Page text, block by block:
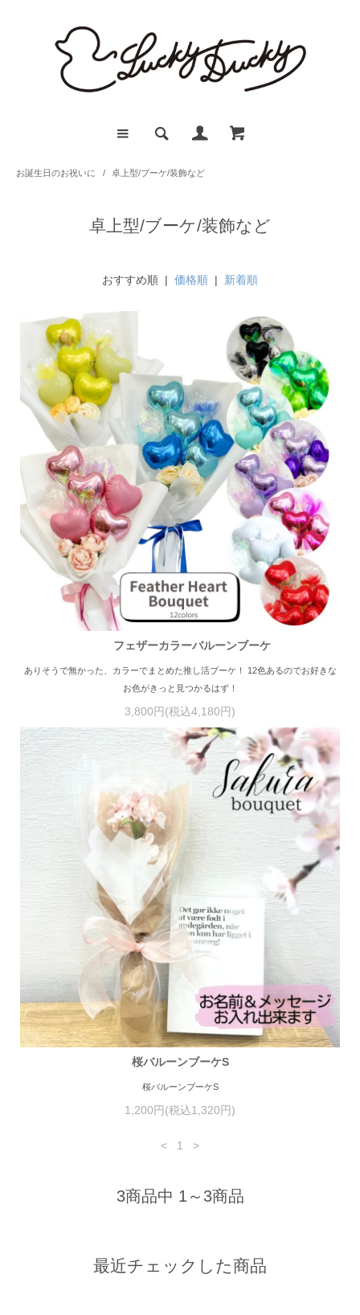
お誕生日のお祝いに / 卓上型/ブーケ/装飾など
卓上型/ブーケ/装飾など
おすすめ順 | 価格順 | 新着順
フェザーカラーバルーンブーケ
ありそうで無かった、カラーでまとめた推し活ブーケ！ 12色あるのでお好きな
お色がきっと見つかるはず！
3,800円(税込4,180円)
桜バルーンブーケS
桜バルーンブーケS
1,200円(税込1,320円)
< 1 >
3商品中 1～3商品
最近チェックした商品